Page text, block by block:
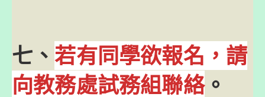
七、若有同學欲報名，請
向教務處試務組聯絡。